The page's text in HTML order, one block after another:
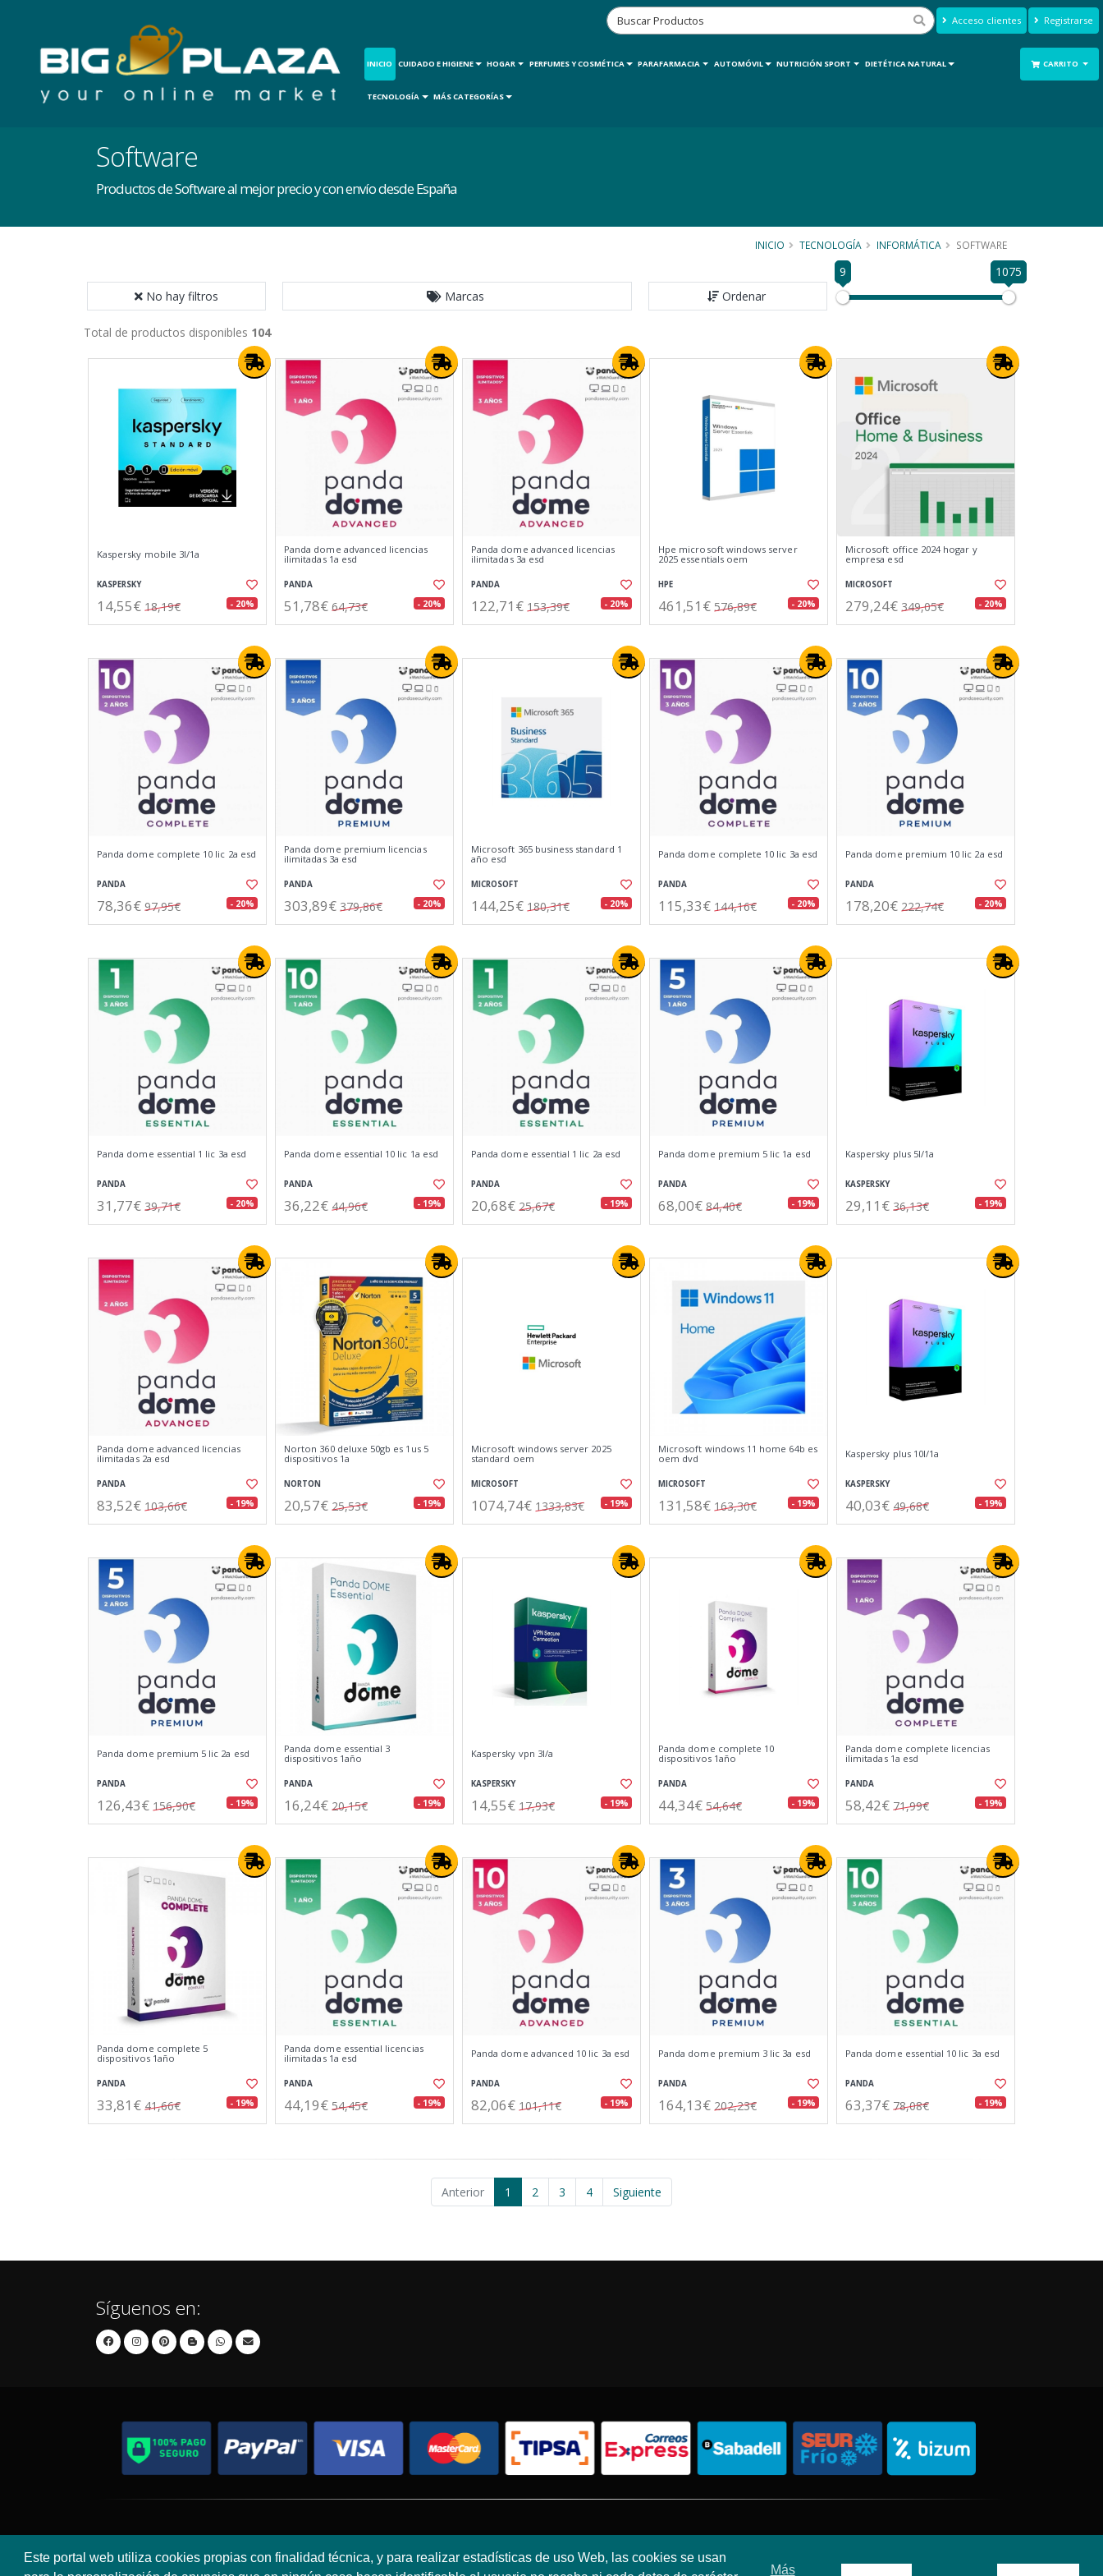
Este portal web utiliza cookies propias con finalidad técnica, y para realizar estadísticas de uso Web, las cookies se usan
Más
Acceso clientes Registrarse
INICIO CUIDADO E HIGIENE HOGAR PERFUMES Y COSMÉTICA PARAFARMACIA AUTOMÓVIL NUTRICIÓN SPORT DIETÉTICA NATURAL
TECNOLOGÍA MÁS CATEGORÍAS
CARRITO
Software
Productos de Software al mejor precio y con envío desde España
INICIO TECNOLOGÍA INFORMÁTICA SOFTWARE
No hay filtros Marcas Ordenar
9 1075
Total de productos disponibles 104
Kaspersky mobile 3l/1a
KASPERSKY
14,55€ 18,19€ - 20%
Panda dome advanced licencias
ilimitadas 1a esd
PANDA
51,78€ 64,73€ - 20%
Panda dome advanced licencias
ilimitadas 3a esd
PANDA
122,71€ 153,39€ - 20%
Hpe microsoft windows server
2025 essentials oem
HPE
461,51€ 576,89€ - 20%
Microsoft office 2024 hogar y
empresa esd
MICROSOFT
279,24€ 349,05€ - 20%
Panda dome complete 10 lic 2a esd
PANDA
78,36€ 97,95€ - 20%
Panda dome premium licencias
ilimitadas 3a esd
PANDA
303,89€ 379,86€ - 20%
Microsoft 365 business standard 1
año esd
MICROSOFT
144,25€ 180,31€ - 20%
Panda dome complete 10 lic 3a esd
PANDA
115,33€ 144,16€ - 20%
Panda dome premium 10 lic 2a esd
PANDA
178,20€ 222,74€ - 20%
Panda dome essential 1 lic 3a esd
PANDA
31,77€ 39,71€ - 20%
Panda dome essential 10 lic 1a esd
PANDA
36,22€ 44,96€ - 19%
Panda dome essential 1 lic 2a esd
PANDA
20,68€ 25,67€ - 19%
Panda dome premium 5 lic 1a esd
PANDA
68,00€ 84,40€ - 19%
Kaspersky plus 5l/1a
KASPERSKY
29,11€ 36,13€ - 19%
Panda dome advanced licencias
ilimitadas 2a esd
PANDA
83,52€ 103,66€ - 19%
Norton 360 deluxe 50gb es 1us 5
dispositivos 1a
NORTON
20,57€ 25,53€ - 19%
Microsoft windows server 2025
standard oem
MICROSOFT
1074,74€ 1333,83€ - 19%
Microsoft windows 11 home 64b es
oem dvd
MICROSOFT
131,58€ 163,30€ - 19%
Kaspersky plus 10l/1a
KASPERSKY
40,03€ 49,68€ - 19%
Panda dome premium 5 lic 2a esd
PANDA
126,43€ 156,90€ - 19%
Panda dome essential 3
dispositivos 1año
PANDA
16,24€ 20,15€ - 19%
Kaspersky vpn 3l/a
KASPERSKY
14,55€ 17,93€ - 19%
Panda dome complete 10
dispositivos 1año
PANDA
44,34€ 54,64€ - 19%
Panda dome complete licencias
ilimitadas 1a esd
PANDA
58,42€ 71,99€ - 19%
Panda dome complete 5
dispositivos 1año
PANDA
33,81€ 41,66€ - 19%
Panda dome essential licencias
ilimitadas 1a esd
PANDA
44,19€ 54,45€ - 19%
Panda dome advanced 10 lic 3a esd
PANDA
82,06€ 101,11€ - 19%
Panda dome premium 3 lic 3a esd
PANDA
164,13€ 202,23€ - 19%
Panda dome essential 10 lic 3a esd
PANDA
63,37€ 78,08€ - 19%
Anterior 1 2 3 4 Siguiente
Síguenos en: